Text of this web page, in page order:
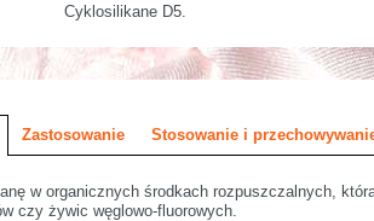
Cyklosilikane D5.
Zastosowanie Stosowanie i
w organicznych środkach rozpuszczalnych,
czy żywic węglowo-fluorowych.